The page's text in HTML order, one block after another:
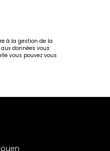
à la gestion de la
données vous
vous pouvez vous